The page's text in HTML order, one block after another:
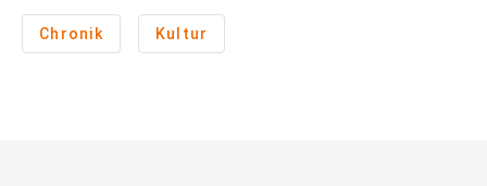
Chronik Kultur